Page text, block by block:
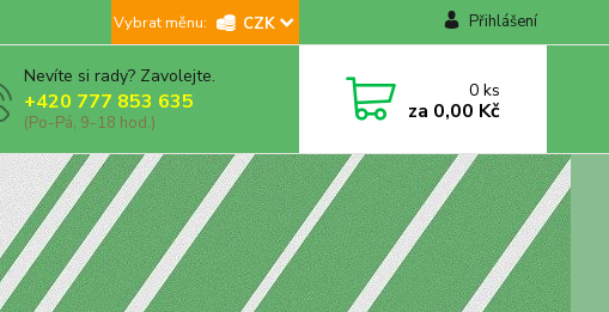
CZK Přihlášení
Nevíte si rady? Zavolejte.
+420 777 853 635
(Po-Pá, 9-18 hod.)
0ks
za 0,00 Kč